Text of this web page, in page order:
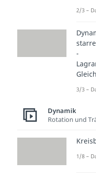
2/3 –
-
3/3 –
Dynamik
Rotation und
1/8 –